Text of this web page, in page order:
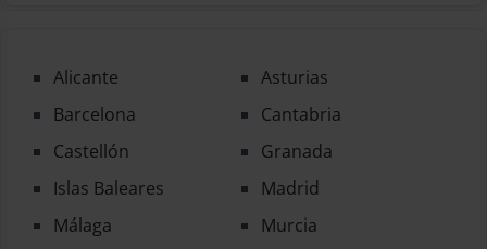
Alicante
Asturias
Barcelona
Cantabria
Castellón
Granada
Islas Baleares
Madrid
Málaga
Murcia